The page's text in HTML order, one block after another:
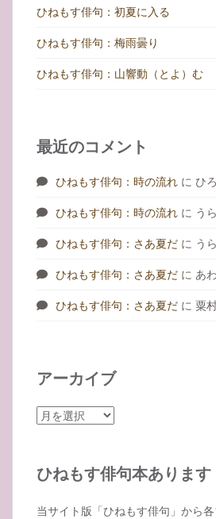
ひねもす俳句：初夏に入る
ひねもす俳句：梅雨曇り
ひねもす俳句：山響動（とよ）む
最近のコメント
ひねもす俳句：時の流れ に ひ
ひねもす俳句：時の流れ に う
ひねもす俳句：さあ夏だ に う
ひねもす俳句：さあ夏だ に あわ
ひねもす俳句：さあ夏だ に 粟
アーカイブ
ア
イ
ひねもす俳句本あります
当サイト版「ひねもす俳句」から各